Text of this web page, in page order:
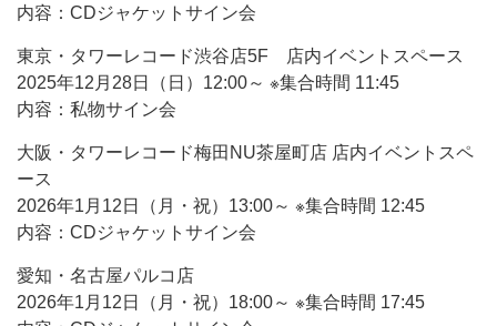
内容：CDジャケットサイン会
東京・タワーレコード渋谷店5F 店内イベントスペース
2025年12月28日（日）12:00～ ※集合時間 11:45
内容：私物サイン会
大阪・タワーレコード梅田NU茶屋町店 店内イベントスペ
ース
2026年1月12日（月・祝）13:00～ ※集合時間 12:45
内容：CDジャケットサイン会
愛知・名古屋パルコ店
2026年1月12日（月・祝）18:00～ ※集合時間 17:45